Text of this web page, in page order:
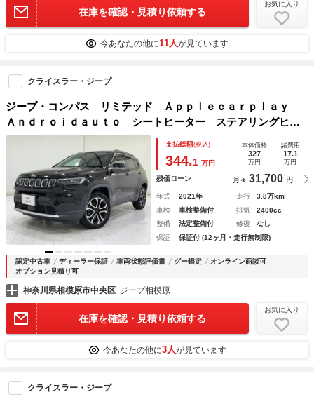
在庫を確認・見積り依頼する
お気に入り
今あなたの他に11人が見ています
クライスラー・ジープ
ジープ・コンパス リミテッド Ａｐｐｌｅｃａｒｐｌａｙ
Ａｎｄｒｏｉｄａｕｔｏ シートヒーター ステアリングヒー
ター パワーシート レザーシート アダプティブクルーズコ
ントロール ＥＴＣ２．０
支払総額(税込)
344.1 万円
本体価格
327
万円
諸費用
17.1
万円
残価ローン 月々 31,700 円
年式 2021年 走行
3.8万km
車検
車検整備付 排気
2400cc
整備
法定整備付 修復
なし
保証
保証付 (12ヶ月・走行無制限)
認定中古車 ディーラー保証 車両状態評価書 グー鑑定
オンライン商談可
オプション見積り可
神奈川県相模原市中央区 ジープ相模原
在庫を確認・見積り依頼する
お気に入り
今あなたの他に3人が見ています
クライスラー・ジープ